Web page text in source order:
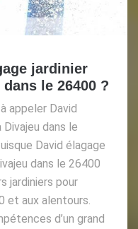
jardinier
le 26400 ?
appeler David
dans le
David élagage
dans le 26400
jardiniers pour
et aux alentours.
d’un grand